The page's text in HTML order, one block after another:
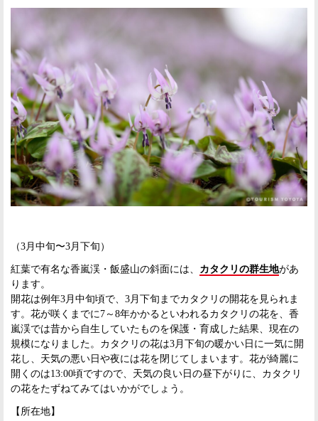
（3月中旬〜3月下旬）
紅葉で有名な香嵐渓・飯盛山の斜面には、 カタクリの群生地があ
ります。
開花は例年3月中旬頃で、3月下旬までカタクリの開花を見られま
す。花が咲くまでに7～8年かかるといわれるカタクリの花を、香
嵐渓では昔から自生していたものを保護・育成した結果、現在の
規模になりました。カタクリの花は3月下旬の暖かい日に一気に開
花し、天気の悪い日や夜には花を閉じてしまいます。花が綺麗に
開くのは13:00頃ですので、天気の良い日の昼下がりに、カタクリ
の花をたずねてみてはいかがでしょう。
【所在地】